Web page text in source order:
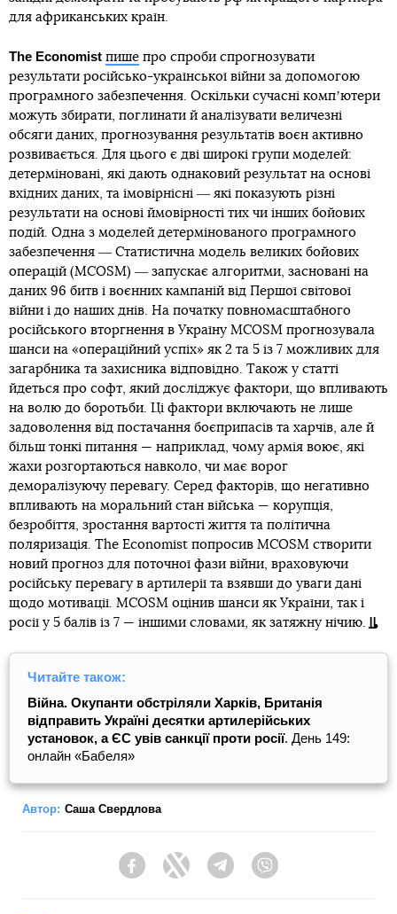
для африканських країн.
The Economist пише про спроби спрогнозувати
результати російсько-української війни за допомогою
програмного забезпечення. Оскільки сучасні компʼютери
можуть збирати, поглинати й аналізувати величезні
обсяги даних, прогнозування результатів воєн активно
розвивається. Для цього є дві широкі групи моделей:
детерміновані, які дають однаковий результат на основі
вхідних даних, та імовірнісні ― які показують різні
результати на основі ймовірності тих чи інших бойових
подій. Одна з моделей детермінованого програмного
забезпечення ― Статистична модель великих бойових
операцій (MCOSM) ― запускає алгоритми, засновані на
даних 96 битв і воєнних кампаній від Першої світової
війни і до наших днів. На початку повномасштабного
російського вторгнення в Україну MCOSM прогнозувала
шанси на «операційний успіх» як 2 та 5 із 7 можливих для
загарбника та захисника відповідно. Також у статті
йдеться про софт, який досліджує фактори, що впливають
на волю до боротьби. Ці фактори включають не лише
задоволення від постачання боєприпасів та харчів, але й
більш тонкі питання — наприклад, чому армія воює, які
жахи розгортаються навколо, чи має ворог
деморалізуючу перевагу. Серед факторів, що негативно
впливають на моральний стан війська — корупція,
безробіття, зростання вартості життя та політична
поляризація. The Economist попросив MCOSM створити
новий прогноз для поточної фази війни, враховуючи
російську перевагу в артилерії та взявши до уваги дані
щодо мотивації. MCOSM оцінив шанси як України, так і
росії у 5 балів із 7 — іншими словами, як затяжну нічию.
Читайте також:
Війна. Окупанти обстріляли Харків, Британія
відправить Україні десятки артилерійських
установок, а ЄС увів санкції проти росії. День 149:
онлайн «Бабеля»
Автор: Саша Свердлова
FacebookTwitter Telegram